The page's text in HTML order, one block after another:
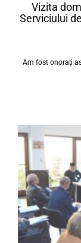
Vizita
Serviciului
Am fost onorați